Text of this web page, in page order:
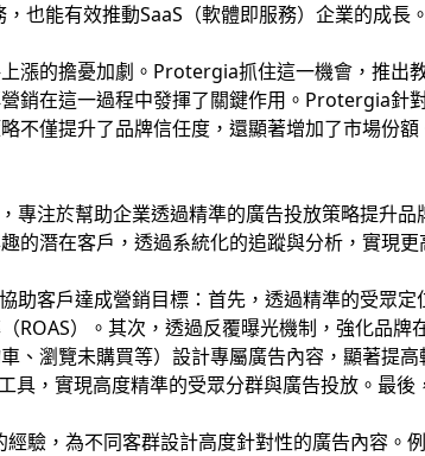
也能有效推動SaaS（軟體即服務）企業的成長。
漲的擔憂加劇。Protergia抓住這一機會，推出
銷在這一過程中發揮了關鍵作用。Protergia針
不僅提升了品牌信任度，還顯著增加了市場份額
專注於幫助企業透過精準的廣告投放策略提升品
的潛在客戶，透過系統化的追蹤與分析，實現
助客戶達成營銷目標：首先，透過精準的受眾定
ROAS）。其次，透過反覆曝光機制，強化品牌
、瀏覽未購買等）設計專屬廣告內容，顯著提
，實現高度精準的受眾分群與廣告投放。最後
驗，為不同客群設計高度針對性的廣告內容。